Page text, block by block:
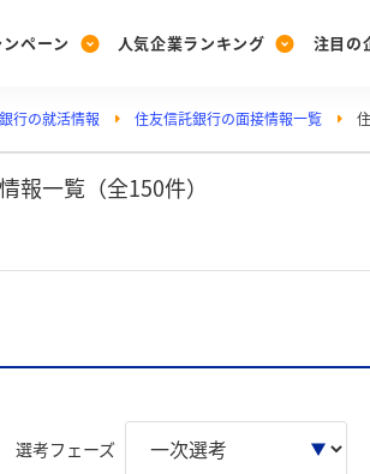
ペーン
稿する
[27卒] 本
人気企業ランキング
ンキングを見る
注目の
目の企業特集
行の就活情報 住友信託銀行の面接情報一覧
報一覧（全150件）
選考フェーズ